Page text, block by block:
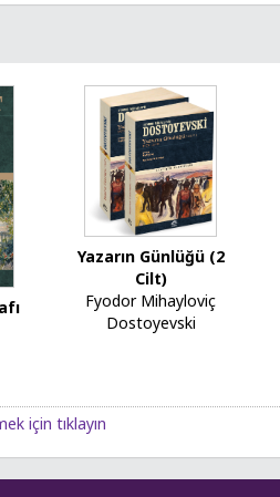
Yazarın Günlüğü (2
Cilt)
Fyodor Mihayloviç
Dostoyevski
için tıklayın